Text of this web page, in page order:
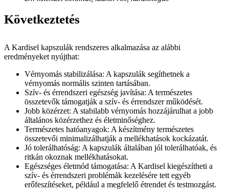
Következtetés
A Kardisel kapszulák rendszeres alkalmazása az alábbi
eredményeket nyújthat:
Vérnyomás stabilizálása: A kapszulák segíthetnek a
vérnyomás normális szinten tartásában.
Szív- és érrendszeri egészség javítása: A természetes
összetevők támogatják a szív- és érrendszer működését.
Jobb közérzet: A stabilabb vérnyomás hozzájárulhat a jobb
általános közérzethez és életminőséghez.
Természetes hatóanyagok: A készítmény természetes
összetevői minimalizálhatják a mellékhatások kockázatát.
Jó tolerálhatóság: A kapszulák általában jól tolerálhatóak, és
ritkán okoznak mellékhatásokat.
Egészséges életmód támogatása: A Kardisel kiegészítheti a
szív- és érrendszeri problémák kezelésére tett egyéb
erőfeszítéseket, például a megfelelő étrendet és testmozgást.